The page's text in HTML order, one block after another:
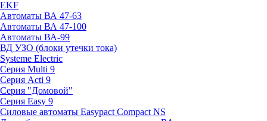
EKF
Автоматы ВА 47-63
Автоматы ВА 47-100
Автоматы ВА-99
ВД УЗО (блоки утечки тока)
Systeme Electric
Серия Multi 9
Серия Acti 9
Серия "Домовой"
Серия Easy 9
Силовые автоматы Easypact Compact NS